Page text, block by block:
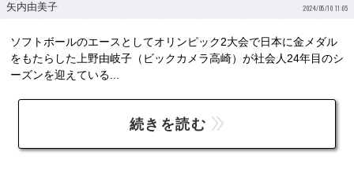
矢内由美子 2024/05/10 11:05
ソフトボールのエースとしてオリンピック2大会で日本に金メダル
をもたらした上野由岐子（ビックカメラ高崎）が社会人24年目のシ
ーズンを迎えている...
続きを読む